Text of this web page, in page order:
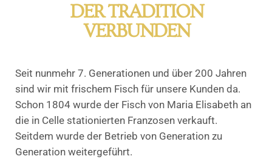
DER TRADITION
VERBUNDEN
Seit nunmehr 7. Generationen und über 200 Jahren
sind wir mit frischem Fisch für unsere Kunden da.
Schon 1804 wurde der Fisch von Maria Elisabeth an
die in Celle stationierten Franzosen verkauft.
Seitdem wurde der Betrieb von Generation zu
Generation weitergeführt.